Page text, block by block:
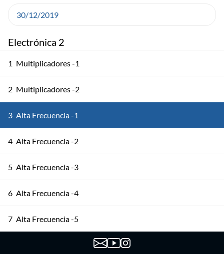
Electrónica 2
1 Multiplicadores -1
2 Multiplicadores -2
3 Alta Frecuencia -1
4 Alta Frecuencia -2
5 Alta Frecuencia -3
6 Alta Frecuencia -4
7 Alta Frecuencia -5
30/12/2019